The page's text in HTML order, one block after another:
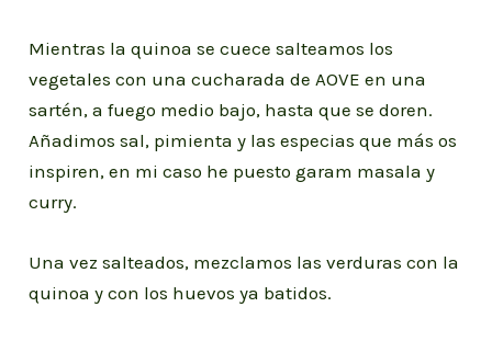
Mientras la quinoa se cuece salteamos los
vegetales con una cucharada de AOVE en una
sartén, a fuego medio bajo, hasta que se doren.
Añadimos sal, pimienta y las especias que más os
inspiren, en mi caso he puesto garam masala y
curry.
Una vez salteados, mezclamos las verduras con la
quinoa y con los huevos ya batidos.